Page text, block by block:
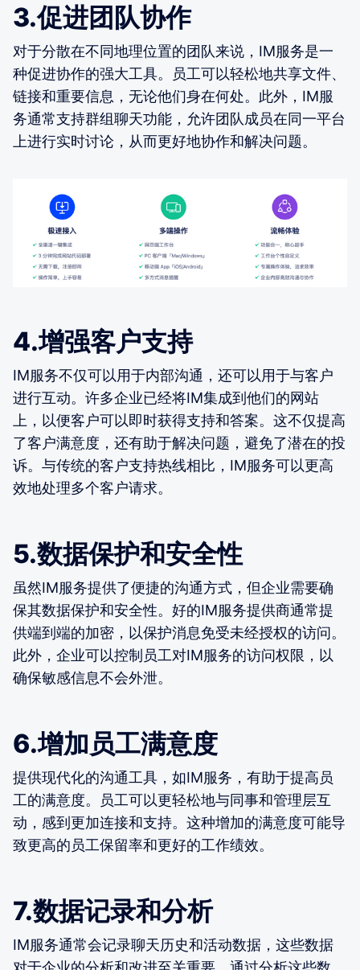
3.促进团队协作
对于分散在不同地理位置的团队来说，IM服务是一
种促进协作的强大工具。员工可以轻松地共享文件、
链接和重要信息，无论他们身在何处。此外，IM服
务通常支持群组聊天功能，允许团队成员在同一平台
上进行实时讨论，从而更好地协作和解决问题。
4.增强客户支持
IM服务不仅可以用于内部沟通，还可以用于与客户
进行互动。许多企业已经将IM集成到他们的网站
上，以便客户可以即时获得支持和答案。这不仅提高
了客户满意度，还有助于解决问题，避免了潜在的投
诉。与传统的客户支持热线相比，IM服务可以更高
效地处理多个客户请求。
5.数据保护和安全性
虽然IM服务提供了便捷的沟通方式，但企业需要确
保其数据保护和安全性。好的IM服务提供商通常提
供端到端的加密，以保护消息免受未经授权的访问。
此外，企业可以控制员工对IM服务的访问权限，以
确保敏感信息不会外泄。
6.增加员工满意度
提供现代化的沟通工具，如IM服务，有助于提高员
工的满意度。员工可以更轻松地与同事和管理层互
动，感到更加连接和支持。这种增加的满意度可能导
致更高的员工保留率和更好的工作绩效。
7.数据记录和分析
IM服务通常会记录聊天历史和活动数据，这些数据